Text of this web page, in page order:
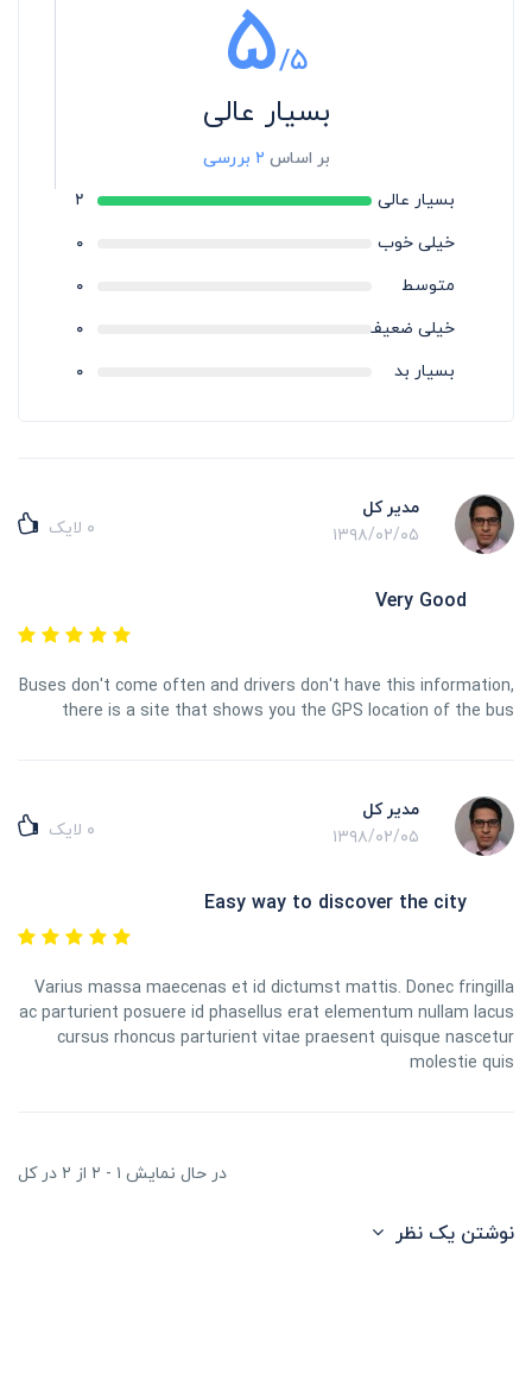
۵/۵
بسیار عالی
بر اساس ۲ بررسی
بسیار عالی
۲
خیلی خوب ۰
متوسط ۰
خیلی ضعیف ۰
بسیار بد ۰
مدیر کل
۱۳۹۸/۰۲/۰۵
۰ لایک
Very Good
Buses don't come often and drivers don't have this information,
there is a site that shows you the GPS location of the bus
مدیر کل
۱۳۹۸/۰۲/۰۵
۰ لایک
Easy way to discover the city
Varius massa maecenas et id dictumst mattis. Donec fringilla
ac parturient posuere id phasellus erat elementum nullam lacus
cursus rhoncus parturient vitae praesent quisque nascetur
molestie quis
در حال نمایش ۱ - ۲ از ۲ در کل
نوشتن یک نظر